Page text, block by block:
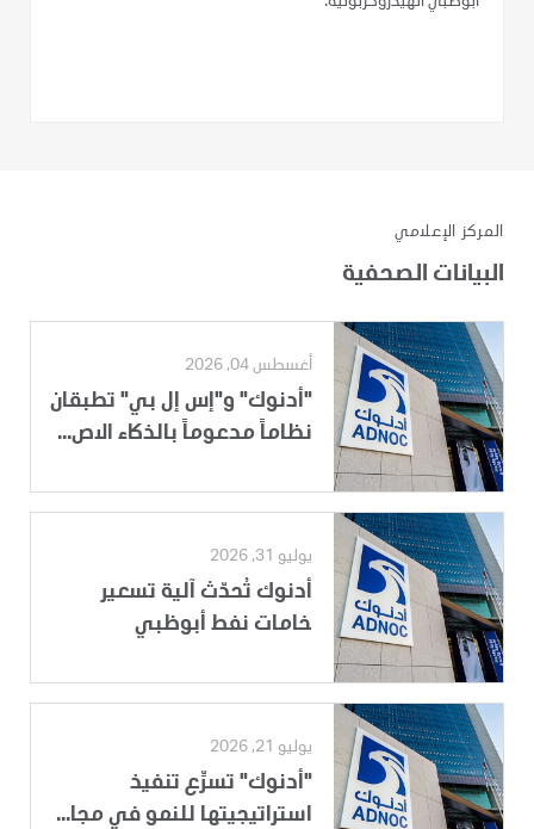
المركز الإعلامي
البيانات الصحفية
أغسطس 04, 2026
"أدنوك" و"إس إل بي" تطبقان
نظاماً مدعوماً بالذكاء الاص...
يوليو 31, 2026
أدنوك تُحدّث آلية تسعير
خامات نفط أبوظبي
يوليو 21, 2026
"أدنوك" تسرِّع تنفيذ
استراتيجيتها للنمو في مجا...